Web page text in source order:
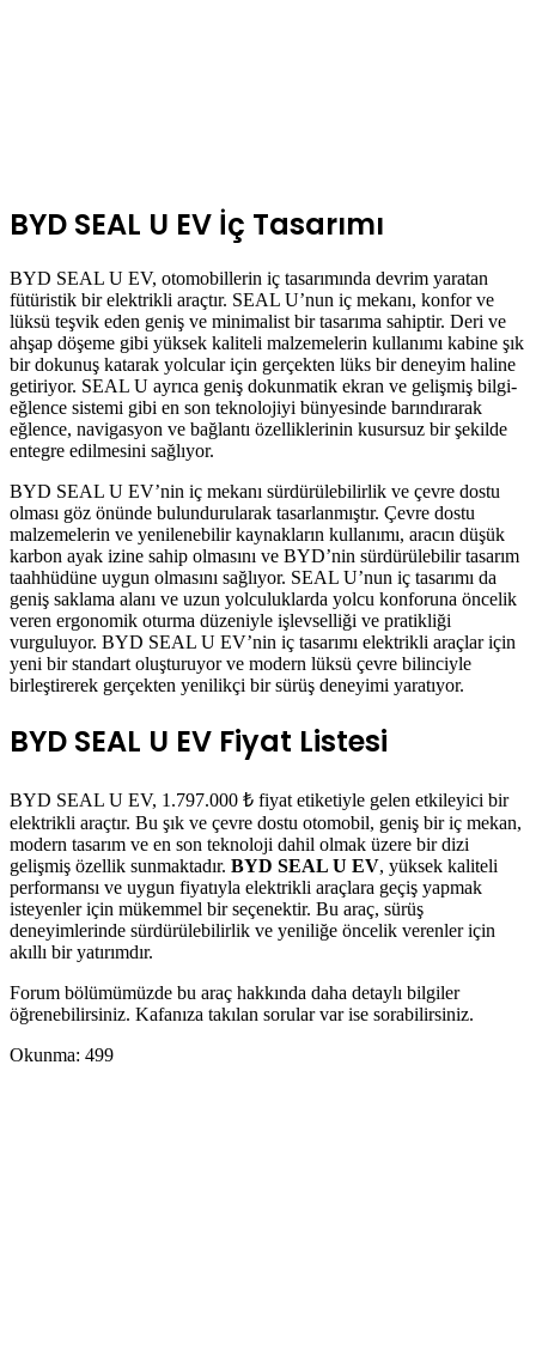
BYD SEAL U EV İç Tasarımı
BYD SEAL U EV, otomobillerin iç tasarımında devrim yaratan
fütüristik bir elektrikli araçtır. SEAL U’nun iç mekanı, konfor ve
lüksü teşvik eden geniş ve minimalist bir tasarıma sahiptir. Deri ve
ahşap döşeme gibi yüksek kaliteli malzemelerin kullanımı kabine şık
bir dokunuş katarak yolcular için gerçekten lüks bir deneyim haline
getiriyor. SEAL U ayrıca geniş dokunmatik ekran ve gelişmiş bilgi-
eğlence sistemi gibi en son teknolojiyi bünyesinde barındırarak
eğlence, navigasyon ve bağlantı özelliklerinin kusursuz bir şekilde
entegre edilmesini sağlıyor.
BYD SEAL U EV’nin iç mekanı sürdürülebilirlik ve çevre dostu
olması göz önünde bulundurularak tasarlanmıştır. Çevre dostu
malzemelerin ve yenilenebilir kaynakların kullanımı, aracın düşük
karbon ayak izine sahip olmasını ve BYD’nin sürdürülebilir tasarım
taahhüdüne uygun olmasını sağlıyor. SEAL U’nun iç tasarımı da
geniş saklama alanı ve uzun yolculuklarda yolcu konforuna öncelik
veren ergonomik oturma düzeniyle işlevselliği ve pratikliği
vurguluyor. BYD SEAL U EV’nin iç tasarımı elektrikli araçlar için
yeni bir standart oluşturuyor ve modern lüksü çevre bilinciyle
birleştirerek gerçekten yenilikçi bir sürüş deneyimi yaratıyor.
BYD SEAL U EV Fiyat Listesi
BYD SEAL U EV, 1.797.000 ₺ fiyat etiketiyle gelen etkileyici bir
elektrikli araçtır. Bu şık ve çevre dostu otomobil, geniş bir iç mekan,
modern tasarım ve en son teknoloji dahil olmak üzere bir dizi
gelişmiş özellik sunmaktadır. BYD SEAL U EV, yüksek kaliteli
performansı ve uygun fiyatıyla elektrikli araçlara geçiş yapmak
isteyenler için mükemmel bir seçenektir. Bu araç, sürüş
deneyimlerinde sürdürülebilirlik ve yeniliğe öncelik verenler için
akıllı bir yatırımdır.
Forum bölümümüzde bu araç hakkında daha detaylı bilgiler
öğrenebilirsiniz. Kafanıza takılan sorular var ise sorabilirsiniz.
Okunma: 499